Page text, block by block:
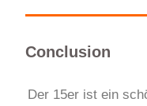
Conclusion
Der 15er ist ein